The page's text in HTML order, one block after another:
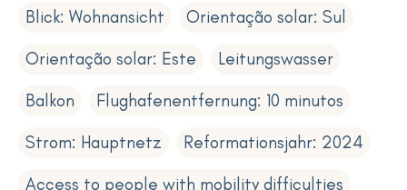
Blick: Wohnansicht
Orientação solar: Sul
Orientação solar: Este
Leitungswasser
Balkon
Flughafenentfernung: 10 minutos
Strom: Hauptnetz
Reformationsjahr: 2024
Access to people with mobility difficulties